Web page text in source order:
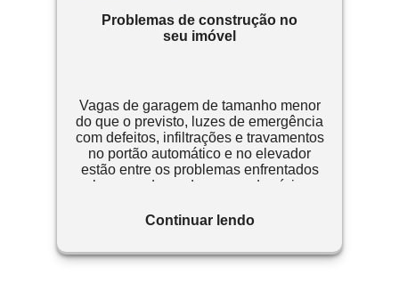
Problemas de construção no
seu imóvel
Vagas de garagem de tamanho menor
do que o previsto, luzes de emergência
com defeitos, infiltrações e travamentos
no portão automático e no elevador
estão entre os problemas enfrentados
pelos moradores de um condomínio na
entregue no final de 2012.
Continuar lendo